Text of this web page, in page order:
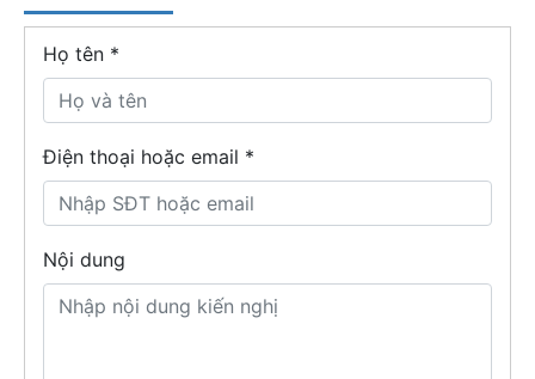
Họ tên *
Điện thoại hoặc email *
Nội dung